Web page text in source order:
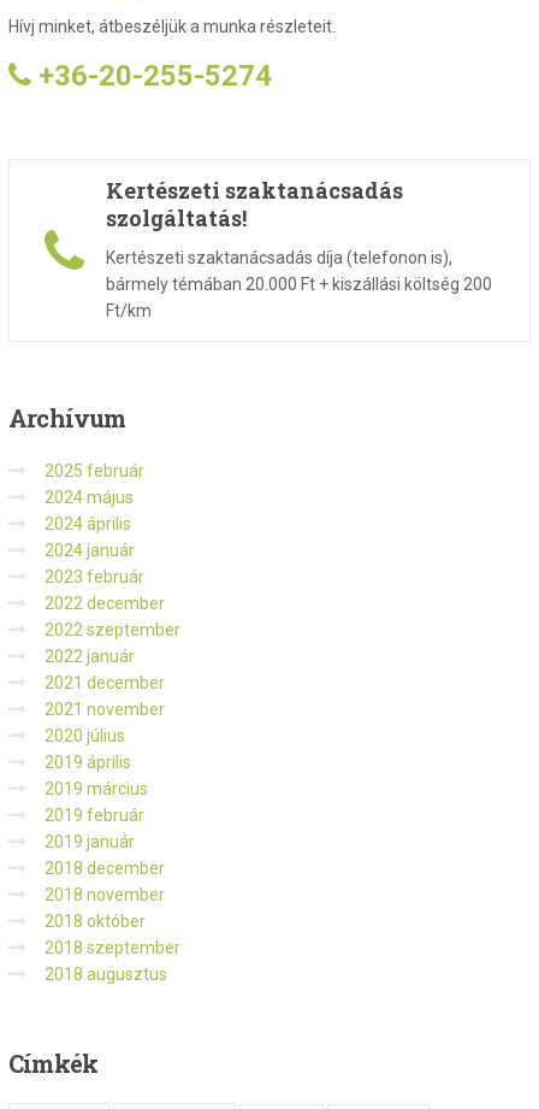
Hívj minket, átbeszéljük a munka részleteit.
+36-20-255-5274
Kertészeti szaktanácsadás
szolgáltatás!
Kertészeti szaktanácsadás díja (telefonon is),
bármely témában 20.000 Ft + kiszállási költség 200
Ft/km
Archívum
2025 február
2024 május
2024 április
2024 január
2023 február
2022 december
2022 szeptember
2022 január
2021 december
2021 november
2020 július
2019 április
2019 március
2019 február
2019 január
2018 december
2018 november
2018 október
2018 szeptember
2018 augusztus
Címkék